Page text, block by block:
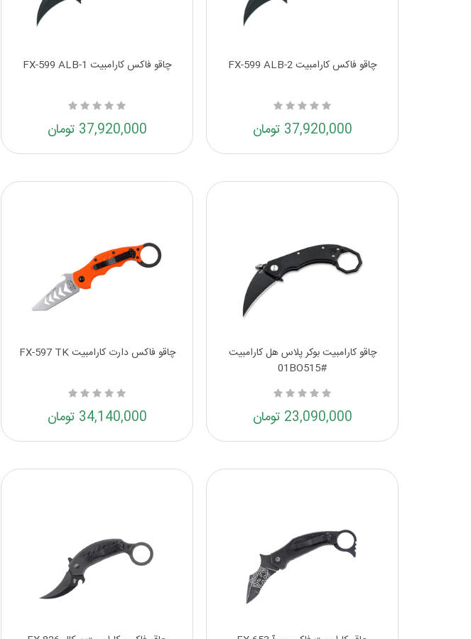
چاقو فاکس کارامبیت FX-599 ALB-2
37,920,000 تومان
چاقو فاکس کارامبیت FX-599 ALB-1
37,920,000 تومان
چاقو کارامبیت بوکر پلاس هل کارامبیت
#01BO515
23,090,000 تومان
چاقو فاکس دارت کارامبیت FX-597 TK
34,140,000 تومان